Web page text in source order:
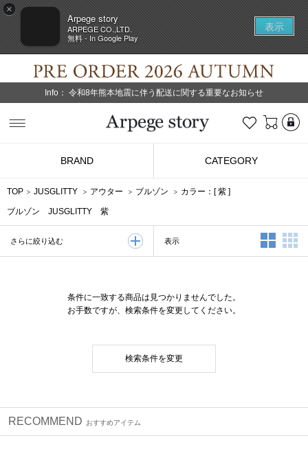
×
Arpege story
ARPEGE CO.,LTD.
無料 - In Google Play
表示
Info： 令和8年熊本地震に伴う配送に関する重要なお知らせ
お気に入り
BRAND CATEGORY
TOP JUSGLITTY アウター ブルゾン カラー：[紫 ]
ブルゾン JUSGLITTY 紫
さらに絞り込む 表示 2列表示
条件に一致する商品は見つかりませんでした。
お手数ですが、検索条件を変更してください。
検索条件を変更
RECOMMEND おすすめアイテム